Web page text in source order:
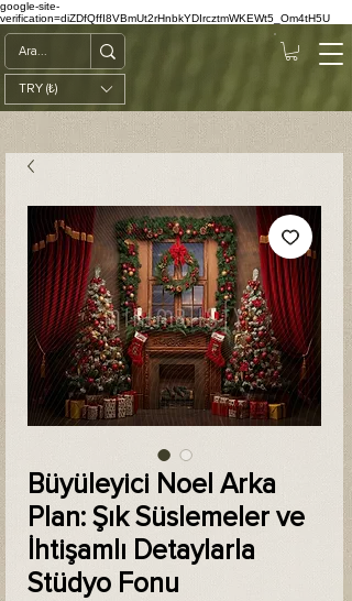
google-site-
verification=diZDfQffI8VBmUt2rHnbkYDIrcztmWKEWt5_Om4tH5U
TRY (₺)
Büyüleyici Noel Arka
Plan: Şık Süslemeler ve
İhtişamlı Detaylarla
Stüdyo Fonu